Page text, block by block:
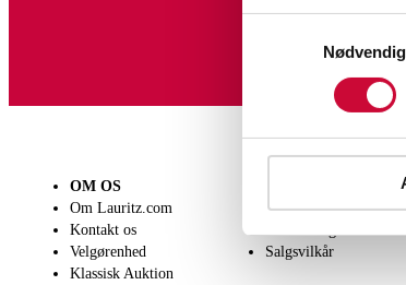
Nødvendig
Tilmeld dig
OM OS
Om Lauritz.com
Kontakt os
Velgørenhed
Klassisk Auktion
Få en vurdering
Salgsvilkår